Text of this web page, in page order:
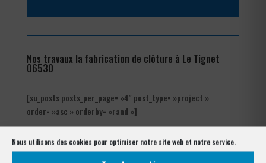
Nous utilisons des cookies pour optimiser notre site web et notre service.
Nos travaux la fabrication de clôture à Le Tignet
06530
[su_posts posts_per_page= »4″ post_type= »project »
order= »asc » orderby= »rand »]
Notre gamme pour la pose
à Le Tignet 06530